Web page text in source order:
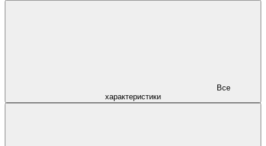
характеристики